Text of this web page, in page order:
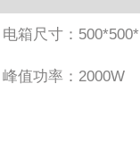
电箱尺寸：
峰值功率：2000W